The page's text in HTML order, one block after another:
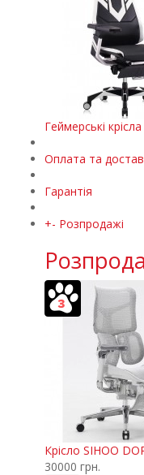
Геймерські крісла
Оплата та
Гарантія
+- Розпродажі
Крісло SIHOO
30000 грн.